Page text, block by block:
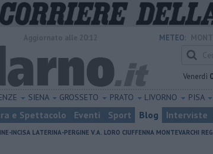
METEO:
Venerdì
SIENA GROSSETO PRATO LIVORNO PISA
e Spettacolo Eventi Sport Blog Interviste
INCISA LATERINA-PERGINE V.A. LORO CIUFFENNA MONTEVARCHI